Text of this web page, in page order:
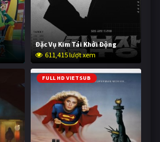
Đặc Vụ Kim Tái Khởi Động
611,415 lượt xem
FULL HD VIETSUB